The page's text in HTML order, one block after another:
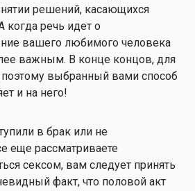
решений, касающихся
когда речь идет о
вашего любимого человека
важным. В конце концов, для
выбранный вами способ
и на него!
в брак или не
еще рассматриваете
сексом, вам следует принять
факт, что половой акт